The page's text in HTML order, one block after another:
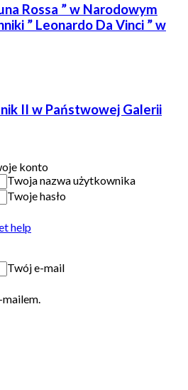
Rossa ” w Narodowym
” Leonardo Da Vinci ” w
II w Państwowej Galerii
konto
Twoja nazwa użytkownika
Twoje hasło
help
Twój e-mail
mailem.